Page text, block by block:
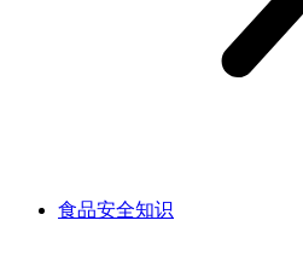
食品安全知识